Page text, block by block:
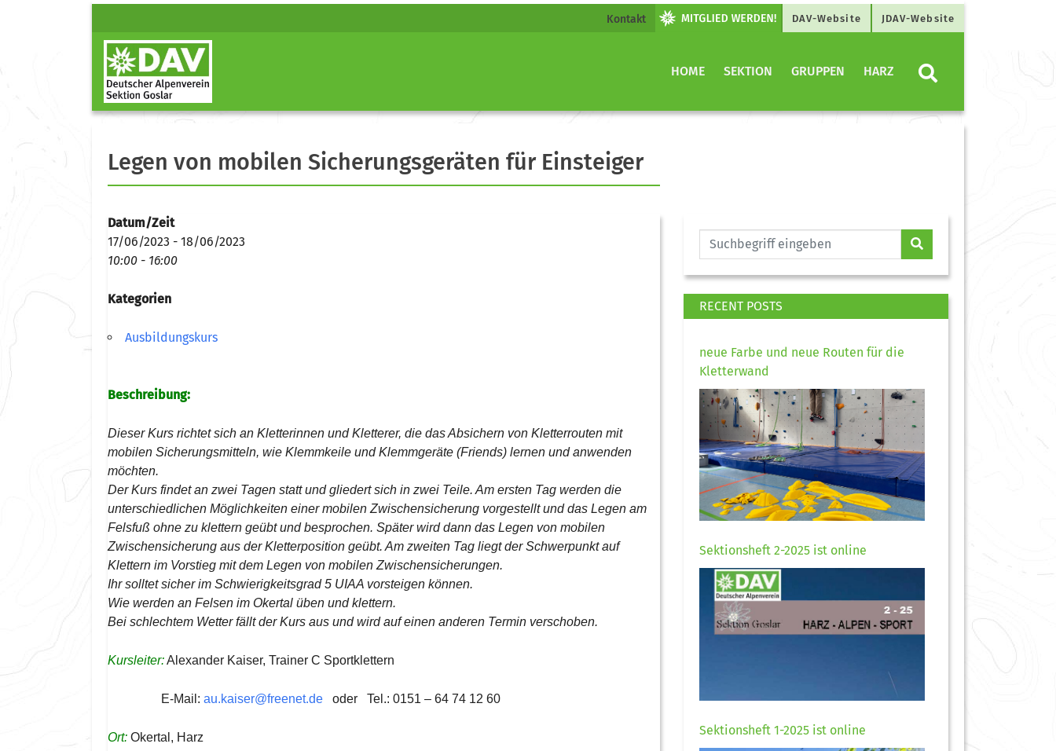
Kontakt DAV-Website JDAV-Website
HOME SEKTION GRUPPEN HARZ
Legen von mobilen Sicherungsgeräten für Einsteiger
Datum/Zeit
17/06/2023 - 18/06/2023
10:00 - 16:00
Kategorien
Ausbildungskurs
Beschreibung:
Dieser Kurs richtet sich an Kletterinnen und Kletterer, die das Absichern von Kletterrouten mit
mobilen Sicherungsmitteln, wie Klemmkeile und Klemmgeräte (Friends) lernen und anwenden
möchten.
Der Kurs findet an zwei Tagen statt und gliedert sich in zwei Teile. Am ersten Tag werden die
unterschiedlichen Möglichkeiten einer mobilen Zwischensicherung vorgestellt und das Legen am
Felsfuß ohne zu klettern geübt und besprochen. Später wird dann das Legen von mobilen
Zwischensicherung aus der Kletterposition geübt. Am zweiten Tag liegt der Schwerpunkt auf
Klettern im Vorstieg mit dem Legen von mobilen Zwischensicherungen.
Ihr solltet sicher im Schwierigkeitsgrad 5 UIAA vorsteigen können.
Wie werden an Felsen im Okertal üben und klettern.
Bei schlechtem Wetter fällt der Kurs aus und wird auf einen anderen Termin verschoben.
Kursleiter:Alexander Kaiser, Trainer C Sportklettern
E-Mail: au.kaiser@freenet.de oder Tel.: 0151 – 64 74 12 60
Ort: Okertal, Harz
RECENT POSTS
neue Farbe und neue Routen für die
Kletterwand
Sektionsheft 2-2025 ist online
Sektionsheft 1-2025 ist online